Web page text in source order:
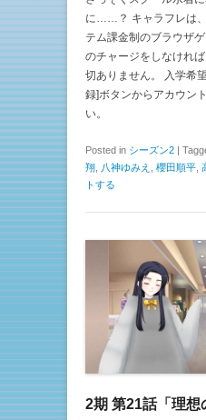
に……？ キャラフレは
テム課金制のブラウザ
のチャージをしなけれ
切ありません。 入学希
録]ボタンからアカウン
い。
Posted in シーズン2 |
翔
八神ゆみえ 櫻田順平
トする
2期 第21話「理想